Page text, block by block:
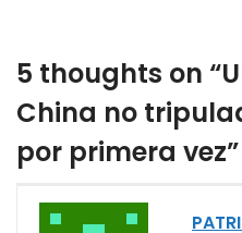
5 thoughts on
China no
por primera vez”